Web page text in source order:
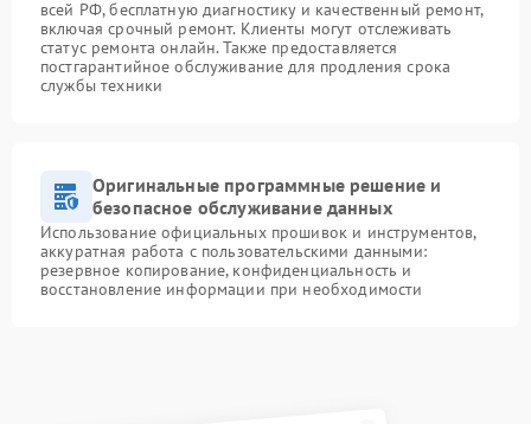
всей РФ, бесплатную диагностику и качественный ремонт,
включая срочный ремонт. Клиенты могут отслеживать
статус ремонта онлайн. Также предоставляется
постгарантийное обслуживание для продления срока
службы техники
Оригинальные программные решение и
безопасное обслуживание данных
Использование официальных прошивок и инструментов,
аккуратная работа с пользовательскими данными:
резервное копирование, конфиденциальность и
восстановление информации при необходимости